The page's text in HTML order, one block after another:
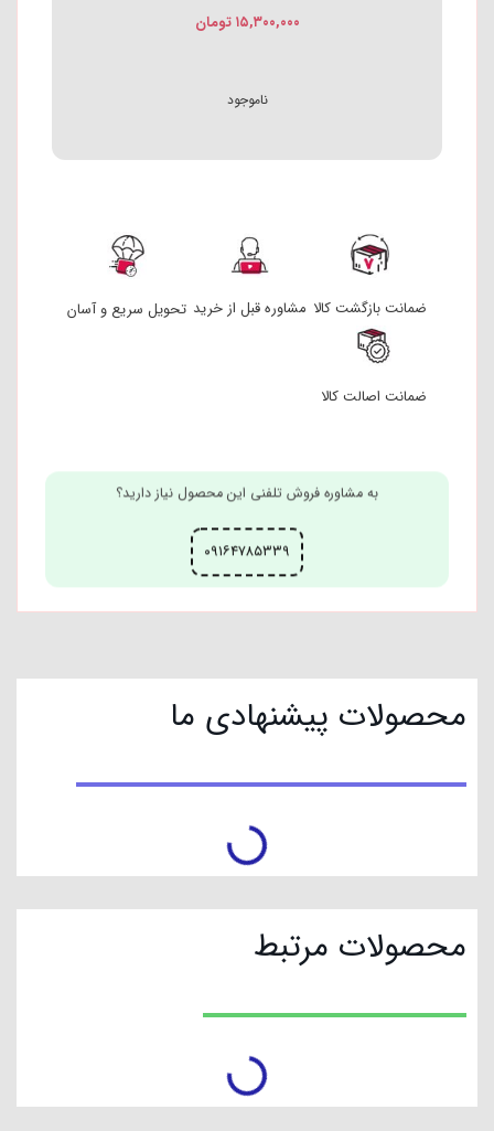
۱۵,۳۰۰,۰۰۰ تومان
ناموجود
ضمانت بازگشت کالا مشاوره قبل از خرید تحویل سریع و آسان
ضمانت اصالت کالا
به مشاوره فروش تلفنی این محصول نیاز دارید؟
۰۹۱۶۴۷۸۵۳۳۹
محصولات پیشنهادی ما
محصولات مرتبط